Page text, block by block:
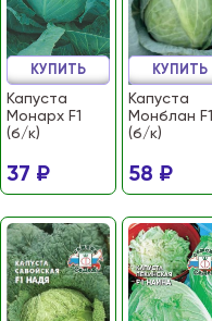
Капуста
Монарх F1
(б/к)
37 ₽
КУПИТЬ
Капуста
Монблан F1
(б/к)
58 ₽
КУПИТЬ